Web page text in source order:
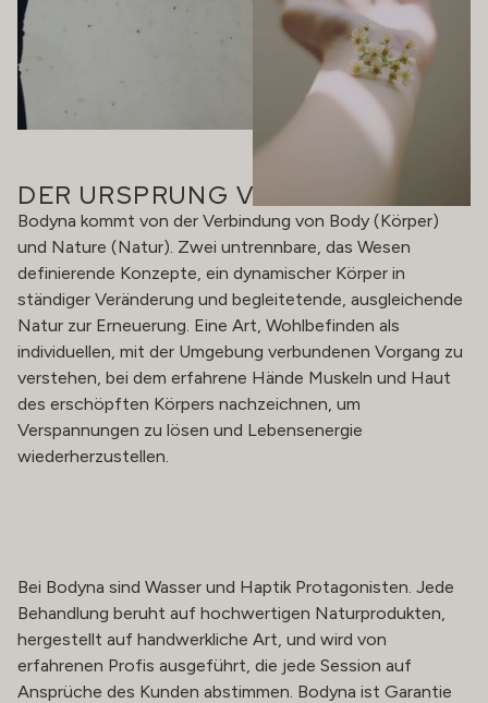
DER URSPRUNG VON BODYNA
Bodyna kommt von der Verbindung von Body (Körper)
und Nature (Natur). Zwei untrennbare, das Wesen
definierende Konzepte, ein dynamischer Körper in
ständiger Veränderung und begleitetende, ausgleichende
Natur zur Erneuerung. Eine Art, Wohlbefinden als
individuellen, mit der Umgebung verbundenen Vorgang zu
verstehen, bei dem erfahrene Hände Muskeln und Haut
des erschöpften Körpers nachzeichnen, um
Verspannungen zu lösen und Lebensenergie
wiederherzustellen.
Bei Bodyna sind Wasser und Haptik Protagonisten. Jede
Behandlung beruht auf hochwertigen Naturprodukten,
hergestellt auf handwerkliche Art, und wird von
erfahrenen Profis ausgeführt, die jede Session auf
Ansprüche des Kunden abstimmen. Bodyna ist Garantie